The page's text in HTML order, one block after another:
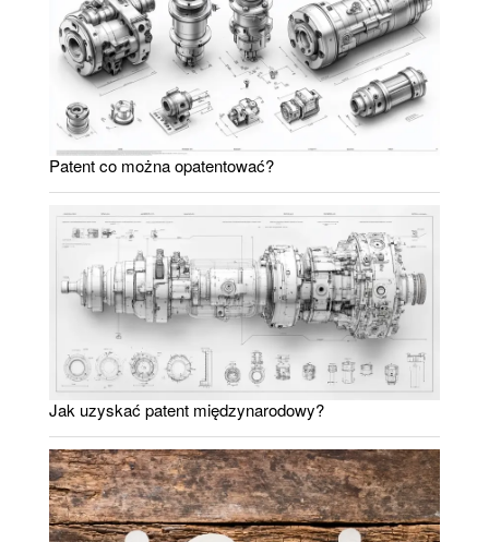
Patent co można opatentować?
Jak uzyskać patent międzynarodowy?